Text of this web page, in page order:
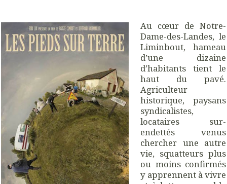
Au cœur de Notre-
Dame-des-Landes, le
Liminbout, hameau
d’une dizaine
d’habitants tient le
haut du pavé.
Agriculteur
historique, paysans
syndicalistes,
locataires sur-
endettés venus
chercher une autre
vie, squatteurs plus
ou moins confirmés
y apprennent à vivre